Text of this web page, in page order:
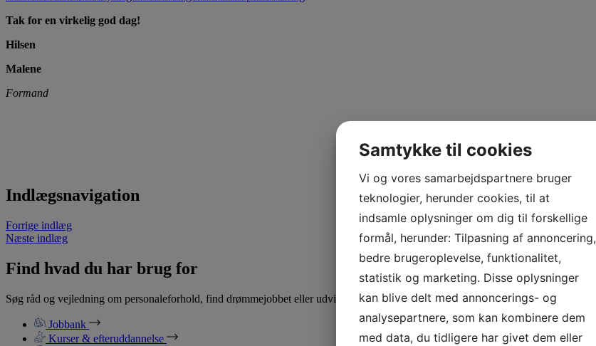
Tak for en virkelig god dag!
Hilsen
Malene
Formand
Indlægsnavigation
Forrige indlæg
Næste indlæg
Find hvad du har brug for
Søg råd og vejledning om personaleforhold, find drømmejobbet eller udvid din viden med specialiserede kurser.
Jobbank
Kurser & efteruddannelse
Samtykke til cookies
Vi og vores samarbejdspartnere bruger
teknologier, herunder cookies, til at
indsamle oplysninger om dig til forskellige
formål, herunder: Tilpasning af annoncering,
bedre brugeroplevelse, funktionalitet,
statistik og marketing. Disse oplysninger
kan blive delt med annoncerings- og
analysepartnere, som kan kombinere dem
med data, du tidligere har givet dem eller